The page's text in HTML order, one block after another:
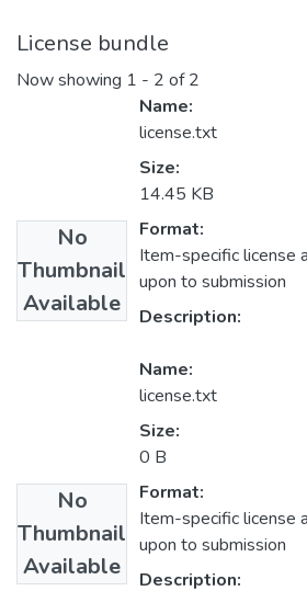
License bundle
Now showing 1 - 2 of 2
No
Thumbnail
Available
Name:
license.txt
Size:
14.45 KB
Format:
Item-specific license
upon to submission
Description:
No
Thumbnail
Available
Name:
license.txt
Size:
0 B
Format:
Item-specific license
upon to submission
Description: